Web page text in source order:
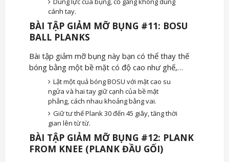
cánh tay.
BÀI TẬP GIẢM MỠ BỤNG #11: BOSU
BALL PLANKS
Bài tập giảm mỡ bụng này bạn có thể thay thế
bóng bằng một bề mặt có độ cao như ghế,…
Lật một quả bóng BOSU với mặt cao su
ngửa và hai tay giữ cạnh của bề mặt
phẳng, cách nhau khoảng bằng vai.
Giữ tư thế Plank 30 đến 45 giây, tăng thời
gian lên từ từ.
BÀI TẬP GIẢM MỠ BỤNG #12: PLANK
FROM KNEE (PLANK ĐẦU GỐI)